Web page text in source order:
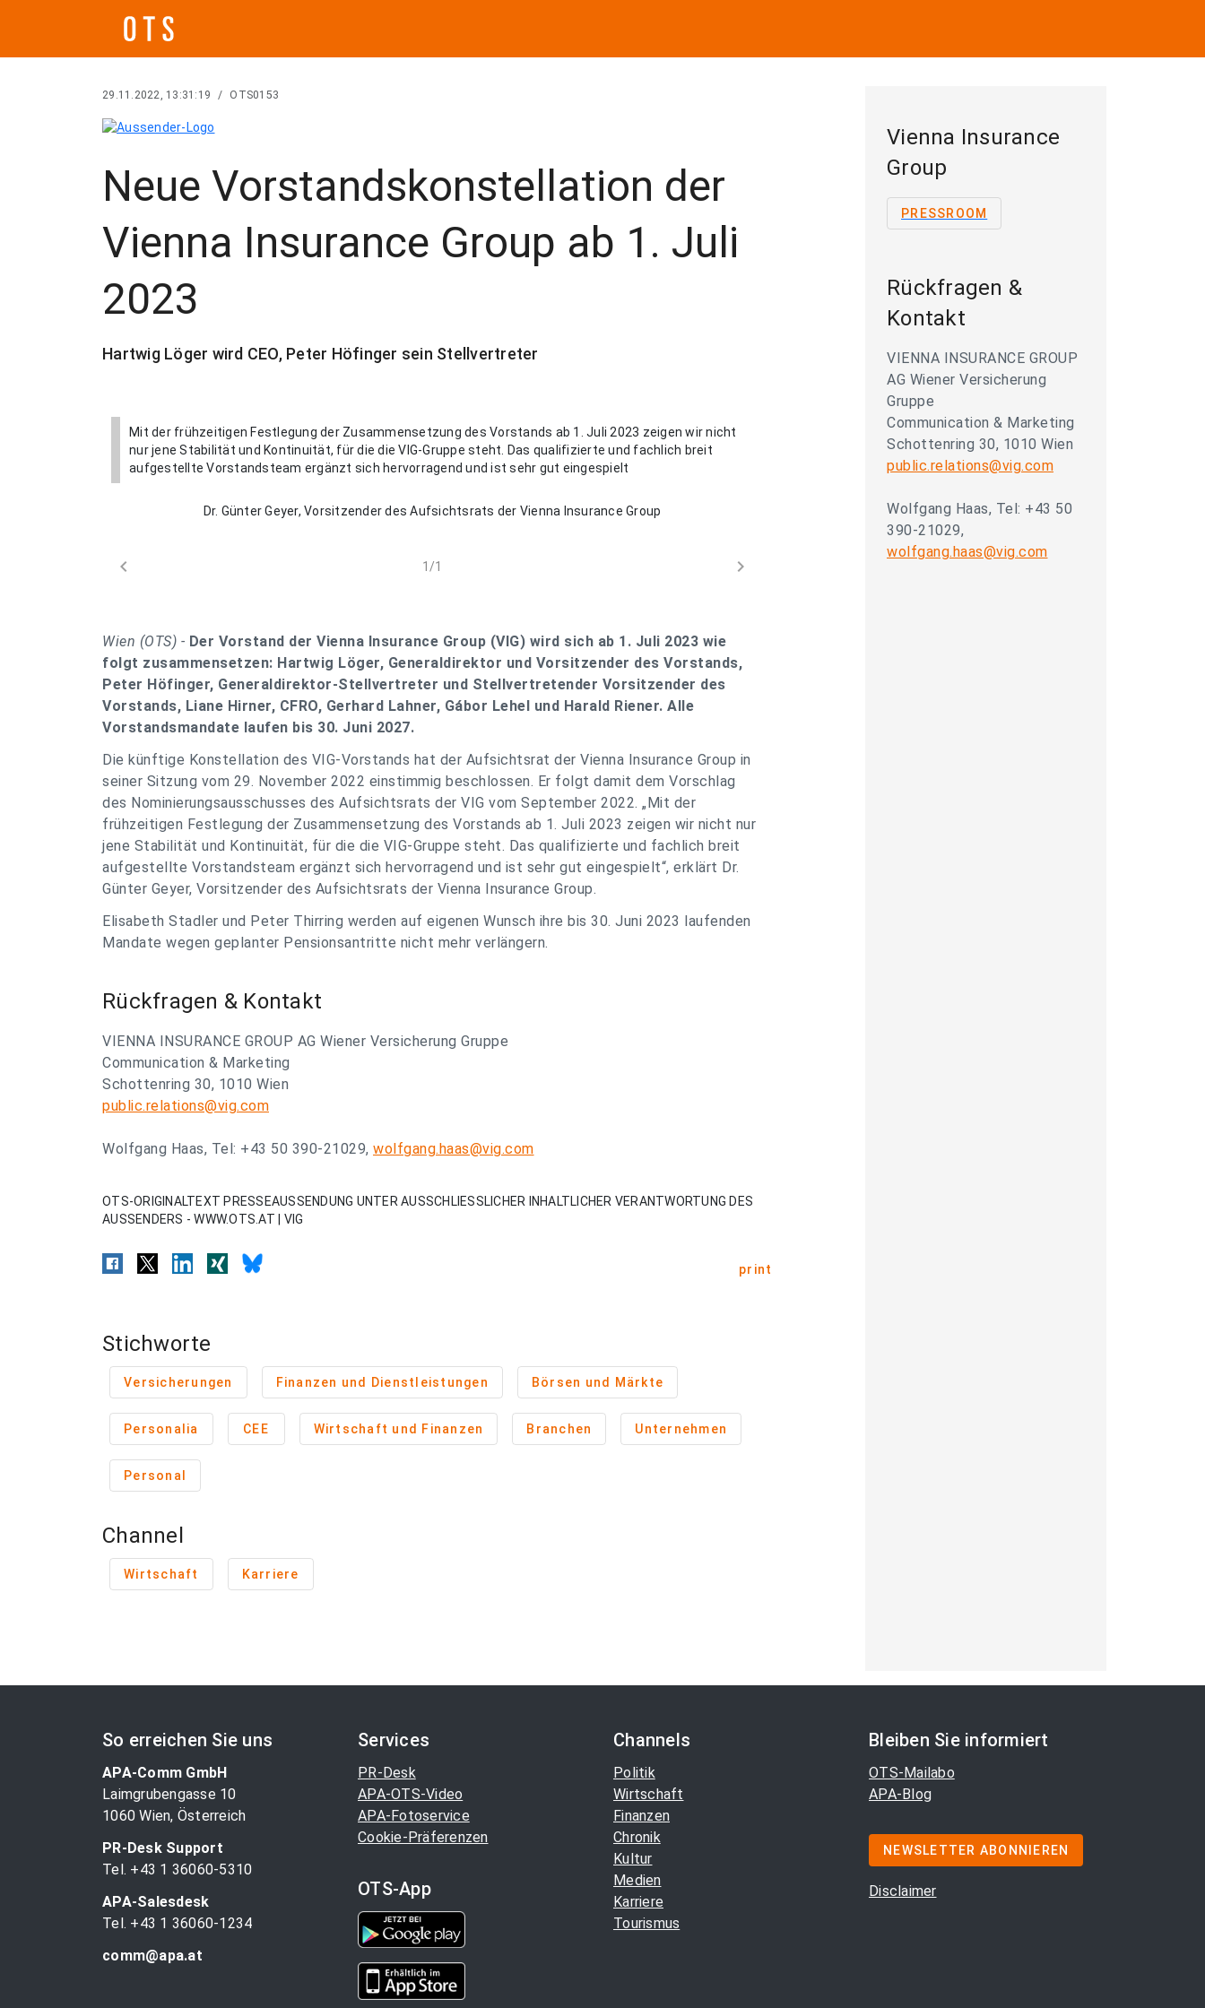
29.11.2022, 13:31:19 / OTS0153
Neue Vorstandskonstellation der
Vienna Insurance Group ab 1. Juli
2023
Hartwig Löger wird CEO, Peter Höfinger sein Stellvertreter
Mit der frühzeitigen Festlegung der Zusammensetzung des Vorstands ab 1. Juli 2023 zeigen wir nicht
nur jene Stabilität und Kontinuität, für die die VIG-Gruppe steht. Das qualifizierte und fachlich breit
aufgestellte Vorstandsteam ergänzt sich hervorragend und ist sehr gut eingespielt
Dr. Günter Geyer, Vorsitzender des Aufsichtsrats der Vienna Insurance Group
chevron_left 1/1 chevron_right
Wien (OTS) - Der Vorstand der Vienna Insurance Group (VIG) wird sich ab 1. Juli 2023 wie
folgt zusammensetzen: Hartwig Löger, Generaldirektor und Vorsitzender des Vorstands,
Peter Höfinger, Generaldirektor-Stellvertreter und Stellvertretender Vorsitzender des
Vorstands, Liane Hirner, CFRO, Gerhard Lahner, Gábor Lehel und Harald Riener. Alle
Vorstandsmandate laufen bis 30. Juni 2027.
Die künftige Konstellation des VIG-Vorstands hat der Aufsichtsrat der Vienna Insurance Group in
seiner Sitzung vom 29. November 2022 einstimmig beschlossen. Er folgt damit dem Vorschlag
des Nominierungsausschusses des Aufsichtsrats der VIG vom September 2022. „Mit der
frühzeitigen Festlegung der Zusammensetzung des Vorstands ab 1. Juli 2023 zeigen wir nicht nur
jene Stabilität und Kontinuität, für die die VIG-Gruppe steht. Das qualifizierte und fachlich breit
aufgestellte Vorstandsteam ergänzt sich hervorragend und ist sehr gut eingespielt“, erklärt Dr.
Günter Geyer, Vorsitzender des Aufsichtsrats der Vienna Insurance Group.
Elisabeth Stadler und Peter Thirring werden auf eigenen Wunsch ihre bis 30. Juni 2023 laufenden
Mandate wegen geplanter Pensionsantritte nicht mehr verlängern.
Rückfragen & Kontakt
VIENNA INSURANCE GROUP AG Wiener Versicherung Gruppe
Communication & Marketing
Schottenring 30, 1010 Wien
public.relations@vig.com
Wolfgang Haas, Tel: +43 50 390-21029, wolfgang.haas@vig.com
OTS-ORIGINALTEXT PRESSEAUSSENDUNG UNTER AUSSCHLIESSLICHER INHALTLICHER VERANTWORTUNG DES
AUSSENDERS - WWW.OTS.AT | VIG
print
Stichworte
Versicherungen Finanzen und Dienstleistungen Börsen und Märkte
Personalia CEE Wirtschaft und Finanzen Branchen Unternehmen
Personal
Channel
Wirtschaft Karriere
Vienna Insurance
Group
PRESSROOM
Rückfragen &
Kontakt
VIENNA INSURANCE GROUP
AG Wiener Versicherung
Gruppe
Communication & Marketing
Schottenring 30, 1010 Wien
public.relations@vig.com
Wolfgang Haas, Tel: +43 50
390-21029,
wolfgang.haas@vig.com
So erreichen Sie uns
APA-Comm GmbH
Laimgrubengasse 10
1060 Wien, Österreich
PR-Desk Support
Tel. +43 1 36060-5310
APA-Salesdesk
Tel. +43 1 36060-1234
comm@apa.at
Services
PR-Desk
APA-OTS-Video
APA-Fotoservice
Cookie-Präferenzen
OTS-App
Channels
Politik
Wirtschaft
Finanzen
Chronik
Kultur
Medien
Karriere
Tourismus
Bleiben Sie informiert
OTS-Mailabo
APA-Blog
NEWSLETTER ABONNIEREN
Disclaimer